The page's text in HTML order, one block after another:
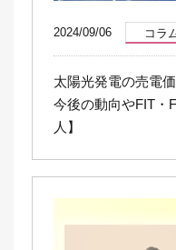
2024/09/06 コラ
太陽光発電の売電
今後の動向やFIT・
人】